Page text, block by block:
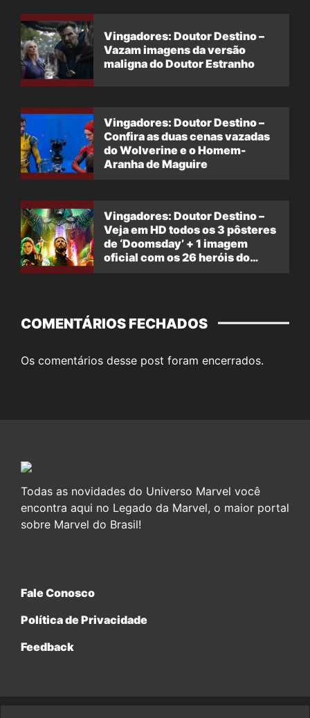
Vingadores: Doutor Destino –
Vazam imagens da versão
maligna do Doutor Estranho
Vingadores: Doutor Destino –
Confira as duas cenas vazadas
do Wolverine e o Homem-
Aranha de Maguire
Vingadores: Doutor Destino –
Veja em HD todos os 3 pôsteres
de ‘Doomsday’ + 1 imagem
oficial com os 26 heróis do
COMENTÁRIOS FECHADOS
Os comentários desse post foram encerrados.
Todas as novidades do Universo Marvel você
encontra aqui no Legado da Marvel, o maior portal
sobre Marvel do Brasil!
Fale Conosco
Política de Privacidade
Feedback